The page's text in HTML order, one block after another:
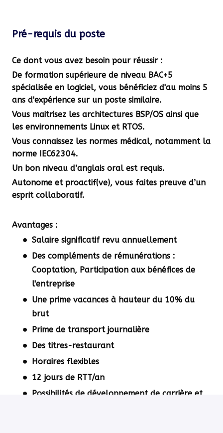
Pré-requis du poste
Ce dont vous avez besoin pour réussir :
De formation supérieure de niveau BAC+5
spécialisée en logiciel, vous bénéficiez d'au moins 5
ans d'expérience sur un poste similaire.
Vous maitrisez les architectures BSP/OS ainsi que
les environnements Linux et RTOS.
Vous connaissez les normes médical, notamment la
norme IEC62304.
Un bon niveau d’anglais oral est requis.
Autonome et proactif(ve), vous faites preuve d’un
esprit collaboratif.
Avantages :
Salaire significatif revu annuellement
Des compléments de rémunérations :
Cooptation, Participation aux bénéfices de
l'entreprise
Une prime vacances à hauteur du 10% du
brut
Prime de transport journalière
Des titres-restaurant
Horaires flexibles
12 jours de RTT/an
Possibilités de développement de carrière et